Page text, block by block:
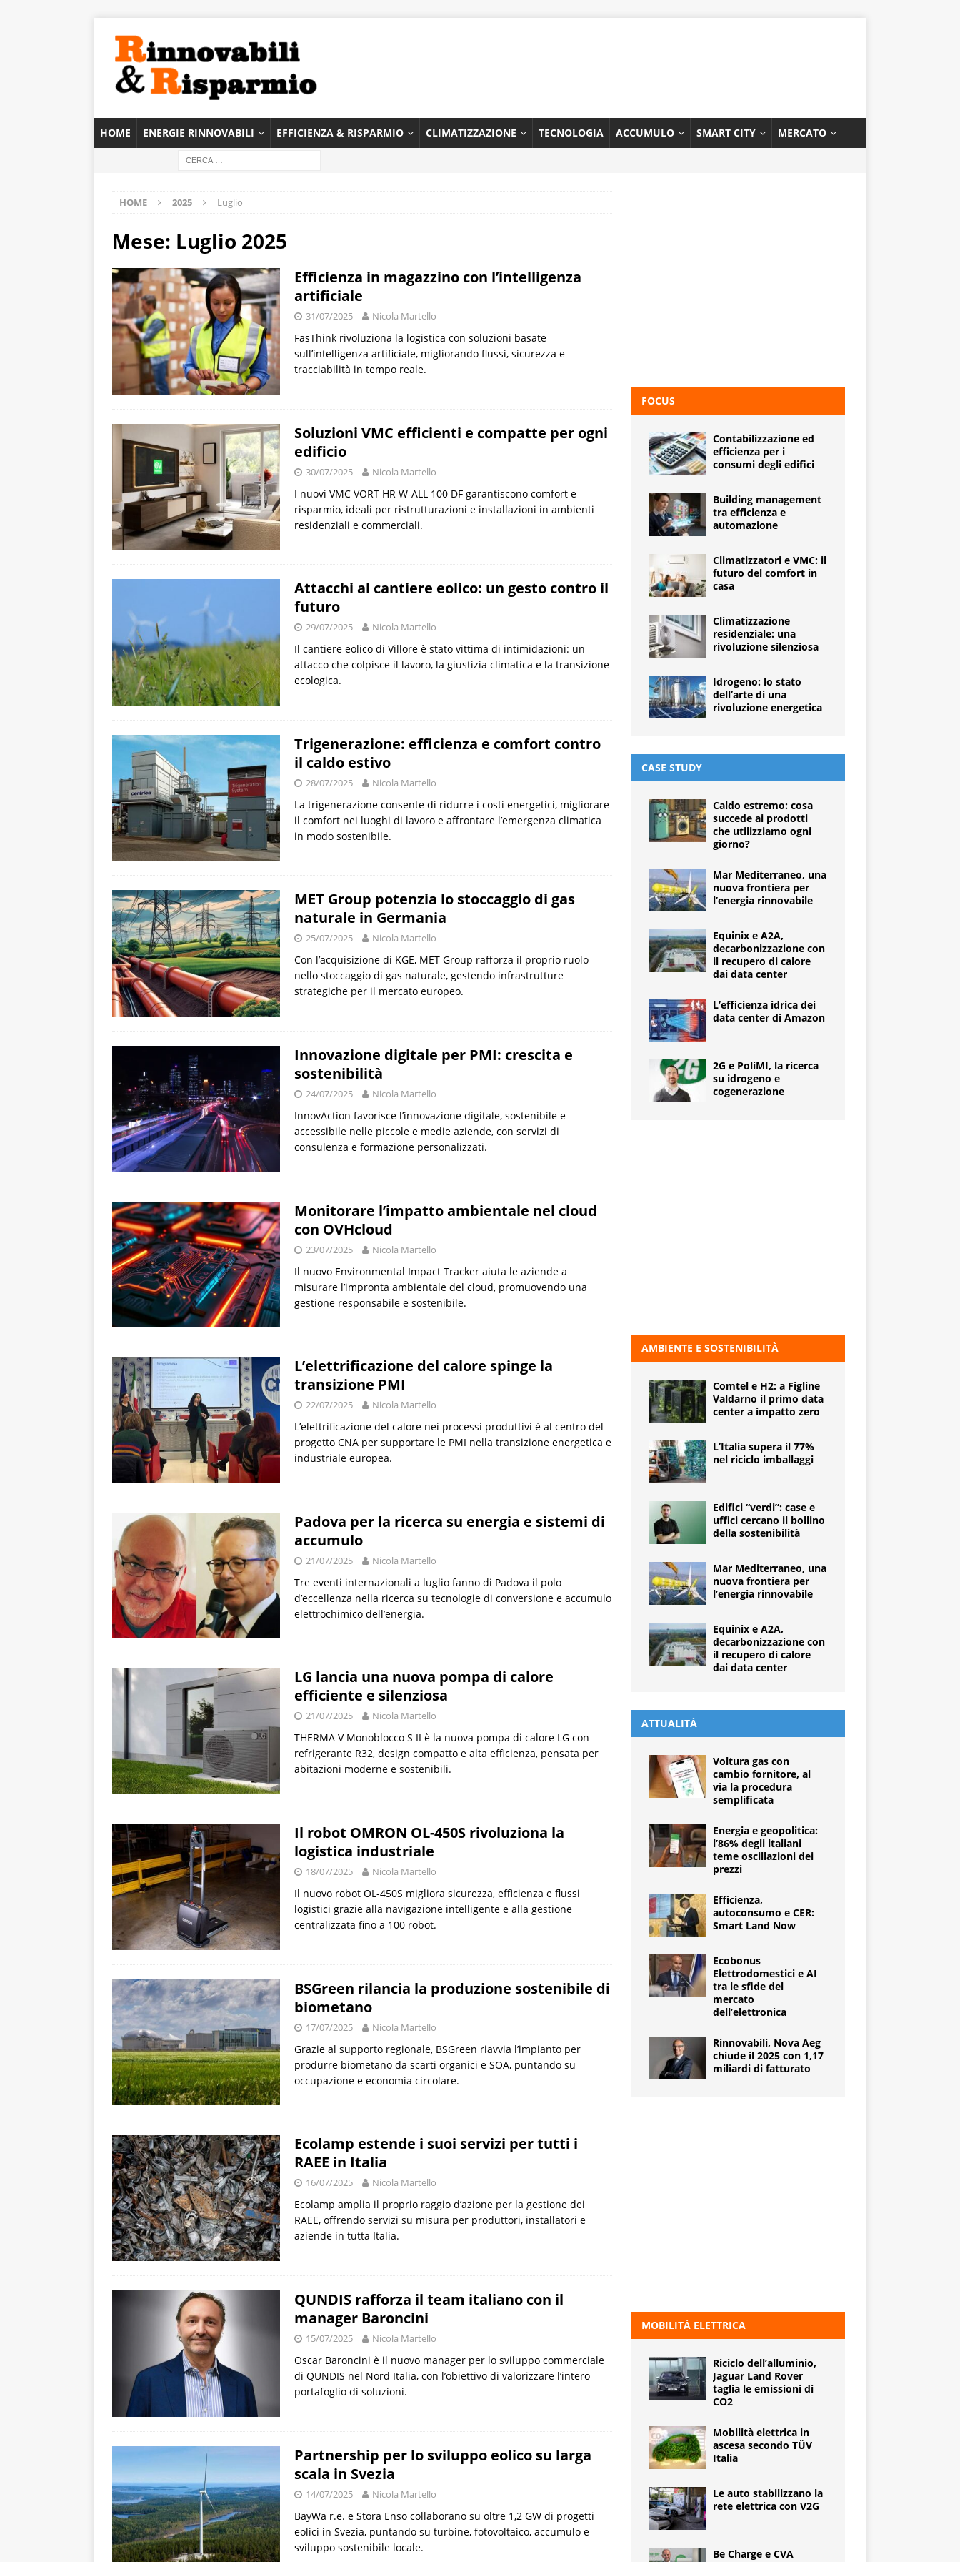
HOME ENERGIE RINNOVABILI EFFICIENZA & RISPARMIO CLIMATIZZAZIONE TECNOLOGIA ACCUMULO SMART CITY MERCATO
HOME 2025 Luglio
Mese: Luglio 2025
Efficienza in magazzino con l’intelligenza
artificiale
31/07/2025 Nicola Martello
FasThink rivoluziona la logistica con soluzioni basate
sull’intelligenza artificiale, migliorando flussi, sicurezza e
tracciabilità in tempo reale.
Soluzioni VMC efficienti e compatte per ogni
edificio
30/07/2025 Nicola Martello
I nuovi VMC VORT HR W-ALL 100 DF garantiscono comfort e
risparmio, ideali per ristrutturazioni e installazioni in ambienti
residenziali e commerciali.
Attacchi al cantiere eolico: un gesto contro il
futuro
29/07/2025 Nicola Martello
Il cantiere eolico di Villore è stato vittima di intimidazioni: un
attacco che colpisce il lavoro, la giustizia climatica e la transizione
ecologica.
Trigenerazione: efficienza e comfort contro
il caldo estivo
28/07/2025 Nicola Martello
La trigenerazione consente di ridurre i costi energetici, migliorare
il comfort nei luoghi di lavoro e affrontare l’emergenza climatica
in modo sostenibile.
MET Group potenzia lo stoccaggio di gas
naturale in Germania
25/07/2025 Nicola Martello
Con l’acquisizione di KGE, MET Group rafforza il proprio ruolo
nello stoccaggio di gas naturale, gestendo infrastrutture
strategiche per il mercato europeo.
Innovazione digitale per PMI: crescita e
sostenibilità
24/07/2025 Nicola Martello
InnovAction favorisce l’innovazione digitale, sostenibile e
accessibile nelle piccole e medie aziende, con servizi di
consulenza e formazione personalizzati.
Monitorare l’impatto ambientale nel cloud
con OVHcloud
23/07/2025 Nicola Martello
Il nuovo Environmental Impact Tracker aiuta le aziende a
misurare l’impronta ambientale del cloud, promuovendo una
gestione responsabile e sostenibile.
L’elettrificazione del calore spinge la
transizione PMI
22/07/2025 Nicola Martello
L’elettrificazione del calore nei processi produttivi è al centro del
progetto CNA per supportare le PMI nella transizione energetica e
industriale europea.
Padova per la ricerca su energia e sistemi di
accumulo
21/07/2025 Nicola Martello
Tre eventi internazionali a luglio fanno di Padova il polo
d’eccellenza nella ricerca su tecnologie di conversione e accumulo
elettrochimico dell’energia.
LG lancia una nuova pompa di calore
efficiente e silenziosa
21/07/2025 Nicola Martello
THERMA V Monoblocco S II è la nuova pompa di calore LG con
refrigerante R32, design compatto e alta efficienza, pensata per
abitazioni moderne e sostenibili.
Il robot OMRON OL-450S rivoluziona la
logistica industriale
18/07/2025 Nicola Martello
Il nuovo robot OL-450S migliora sicurezza, efficienza e flussi
logistici grazie alla navigazione intelligente e alla gestione
centralizzata fino a 100 robot.
BSGreen rilancia la produzione sostenibile di
biometano
17/07/2025 Nicola Martello
Grazie al supporto regionale, BSGreen riavvia l’impianto per
produrre biometano da scarti organici e SOA, puntando su
occupazione e economia circolare.
Ecolamp estende i suoi servizi per tutti i
RAEE in Italia
16/07/2025 Nicola Martello
Ecolamp amplia il proprio raggio d’azione per la gestione dei
RAEE, offrendo servizi su misura per produttori, installatori e
aziende in tutta Italia.
QUNDIS rafforza il team italiano con il
manager Baroncini
15/07/2025 Nicola Martello
Oscar Baroncini è il nuovo manager per lo sviluppo commerciale
di QUNDIS nel Nord Italia, con l’obiettivo di valorizzare l’intero
portafoglio di soluzioni.
Partnership per lo sviluppo eolico su larga
scala in Svezia
14/07/2025 Nicola Martello
BayWa r.e. e Stora Enso collaborano su oltre 1,2 GW di progetti
eolici in Svezia, puntando su turbine, fotovoltaico, accumulo e
sviluppo sostenibile locale.
FOCUS
Contabilizzazione ed
efficienza per i
consumi degli edifici
Building management
tra efficienza e
automazione
Climatizzatori e VMC: il
futuro del comfort in
casa
Climatizzazione
residenziale: una
rivoluzione silenziosa
Idrogeno: lo stato
dell’arte di una
rivoluzione energetica
CASE STUDY
Caldo estremo: cosa
succede ai prodotti
che utilizziamo ogni
giorno?
Mar Mediterraneo, una
nuova frontiera per
l’energia rinnovabile
Equinix e A2A,
decarbonizzazione con
il recupero di calore
dai data center
L’efficienza idrica dei
data center di Amazon
2G e PoliMI, la ricerca
su idrogeno e
cogenerazione
AMBIENTE E SOSTENIBILITÀ
Comtel e H2: a Figline
Valdarno il primo data
center a impatto zero
L’Italia supera il 77%
nel riciclo imballaggi
Edifici “verdi”: case e
uffici cercano il bollino
della sostenibilità
Mar Mediterraneo, una
nuova frontiera per
l’energia rinnovabile
Equinix e A2A,
decarbonizzazione con
il recupero di calore
dai data center
ATTUALITÀ
Voltura gas con
cambio fornitore, al
via la procedura
semplificata
Energia e geopolitica:
l’86% degli italiani
teme oscillazioni dei
prezzi
Efficienza,
autoconsumo e CER:
Smart Land Now
Ecobonus
Elettrodomestici e AI
tra le sfide del
mercato
dell’elettronica
Rinnovabili, Nova Aeg
chiude il 2025 con 1,17
miliardi di fatturato
MOBILITÀ ELETTRICA
Riciclo dell’alluminio,
Jaguar Land Rover
taglia le emissioni di
CO2
Mobilità elettrica in
ascesa secondo TÜV
Italia
Le auto stabilizzano la
rete elettrica con V2G
Be Charge e CVA